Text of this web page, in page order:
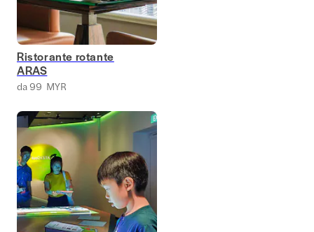
Ristorante rotante
ARAS
da 99 MYR